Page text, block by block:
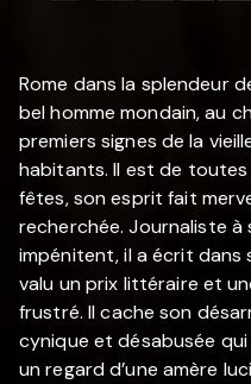
Rome dans la splendeur
bel homme mondain, au
premiers signes de la
habitants. Il est de
fêtes, son esprit fait
recherchée. Journaliste
impénitent, il a écrit dans
valu un prix littéraire et
frustré. Il cache son
cynique et désabusée qui
un regard d’une amère